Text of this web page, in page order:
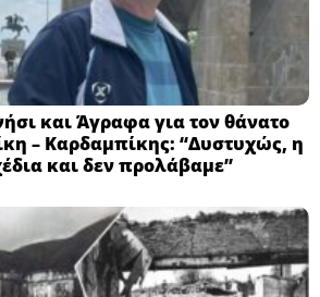
και Άγραφα για τον θάνατο
– Καρδαμπίκης: “Δυστυχώς, η
και δεν προλάβαμε”